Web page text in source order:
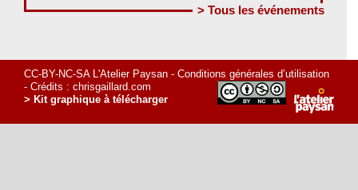
> Tous les événements
CC-BY-NC-SA L'Atelier Paysan - Conditions générales d’utilisation
- Crédits : chrisgaillard.com
> Kit graphique à télécharger